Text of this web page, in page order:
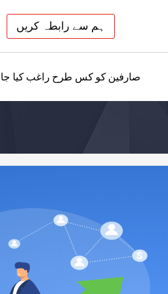
ہم سے رابطہ کریں
صارفین کو کس طرح راغب کیا